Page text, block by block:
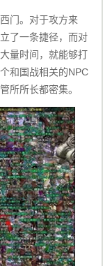
门。对于攻方来
了一条捷径，而对
量时间，就能够打
和国战相关的NPC
所所长都密集。